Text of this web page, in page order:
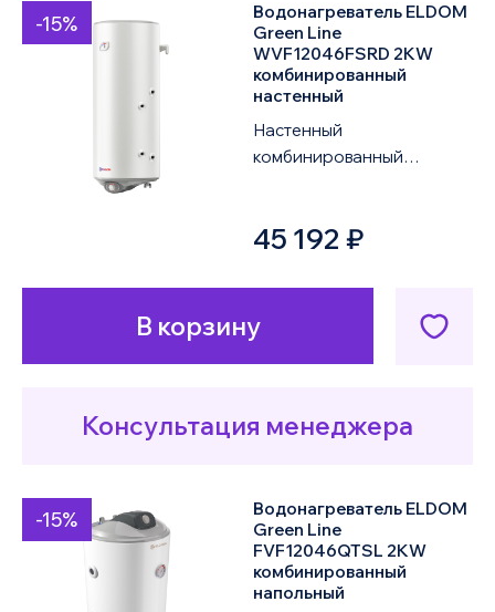
-15%
Водонагреватель ELDOM
Green Line
WVF12046FSRD 2KW
комбинированный
настенный
Настенный
комбинированный
2KW объемом 120 литров
45 192 ₽
В корзину
Консультация менеджера
-15%
Водонагреватель ELDOM
Green Line
FVF12046QTSL 2KW
комбинированный
напольный